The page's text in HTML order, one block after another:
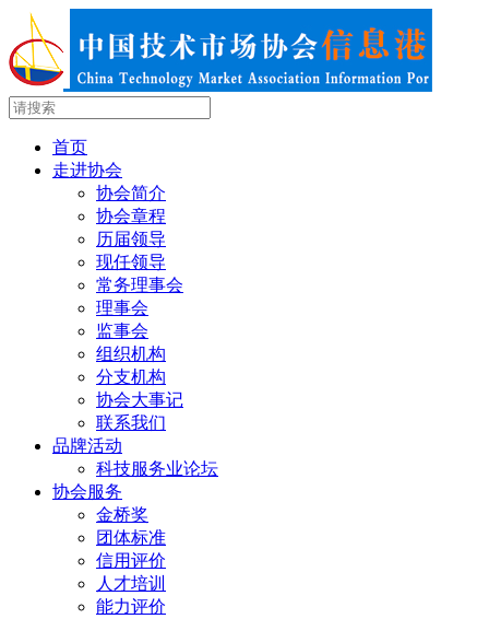
首页
走进协会
协会简介
协会章程
历届领导
现任领导
常务理事会
理事会
监事会
组织机构
分支机构
协会大事记
联系我们
品牌活动
科技服务业论坛
协会服务
金桥奖
团体标准
信用评价
人才培训
能力评价